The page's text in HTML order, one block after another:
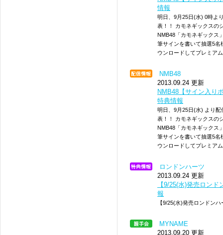
情報
明日、9月25日(水) 0時よ
表！！ カモネギックスの
NMB48「カモネギックス
筆サインを書いて抽選5
ウンロードしてプレミア
NMB48
2013.09.24 更新
NMB48【サイン入り
特典情報
明日、9月25日(水) より
表！！ カモネギックスの
NMB48「カモネギックス
筆サインを書いて抽選5
ウンロードしてプレミア
ロンドンハーツ
2013.09.24 更新
【9/25(水)発売ロン
報
【9/25(水)発売ロンドン
MYNAME
2013.09.20 更新